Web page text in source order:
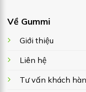
Về Gummi
Giới thiệu
Liên hệ
Tư vấn khách